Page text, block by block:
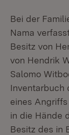
Bei der
Nama
Besitz von
von Hendrik
Salomo
Inventarbuch
eines
in die Hände
Besitz des in